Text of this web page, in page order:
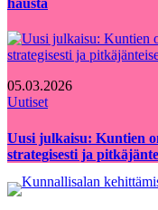
hausta
05.03.2026
Uutiset
Uusi julkaisu: Kuntien
strategisesti ja